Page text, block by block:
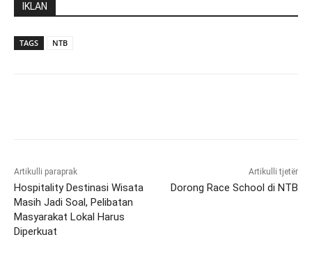
IKLAN
TAGS NTB
Artikulli paraprak
Hospitality Destinasi Wisata
Masih Jadi Soal, Pelibatan
Masyarakat Lokal Harus
Diperkuat
Artikulli tjetër
Dorong Race School di NTB